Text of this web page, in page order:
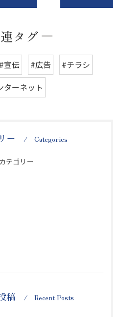
タグ
#宣伝 #広告
#チラシ
ターネット
ー Categories
テゴリー
稿 Recent Posts